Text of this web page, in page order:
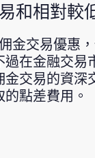
和相對較
金交易優惠
過在金融交
金交易的資深
點差費用。